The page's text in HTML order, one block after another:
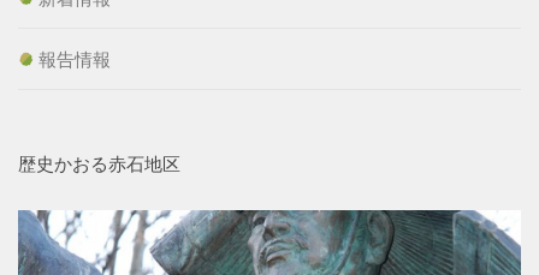
報告情報
歴史かおる赤石地区